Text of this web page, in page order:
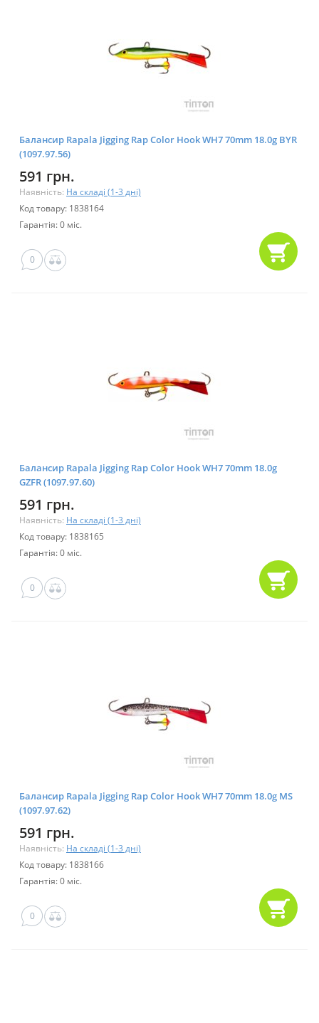
Балансир Rapala Jigging Rap Color Hook WH7 70mm 18.0g BYR
(1097.97.56)
591 грн.
Наявність: На складі (1-3 дні)
Код товару: 1838164
Гарантія: 0 міс.
0
Балансир Rapala Jigging Rap Color Hook WH7 70mm 18.0g
GZFR (1097.97.60)
591 грн.
Наявність: На складі (1-3 дні)
Код товару: 1838165
Гарантія: 0 міс.
0
Балансир Rapala Jigging Rap Color Hook WH7 70mm 18.0g MS
(1097.97.62)
591 грн.
Наявність: На складі (1-3 дні)
Код товару: 1838166
Гарантія: 0 міс.
0